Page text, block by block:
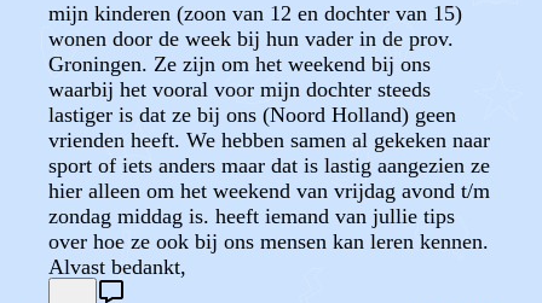
mijn kinderen (zoon van 12 en dochter van 15)
wonen door de week bij hun vader in de prov.
Groningen. Ze zijn om het weekend bij ons
waarbij het vooral voor mijn dochter steeds
lastiger is dat ze bij ons (Noord Holland) geen
vrienden heeft. We hebben samen al gekeken naar
sport of iets anders maar dat is lastig aangezien ze
hier alleen om het weekend van vrijdag avond t/m
zondag middag is. heeft iemand van jullie tips
over hoe ze ook bij ons mensen kan leren kennen.
Alvast bedankt,